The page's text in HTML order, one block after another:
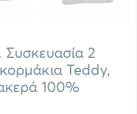
2
Teddy,
100%